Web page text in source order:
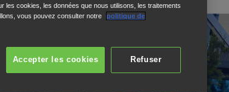
les cookies, les données que nous utilisons, les traitements
vous pouvez consulter notre
politique de
Refuser
Accepter les cookies